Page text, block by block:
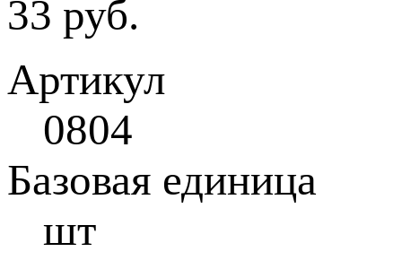
33 руб.
Артикул
0804
Базовая единица
шт